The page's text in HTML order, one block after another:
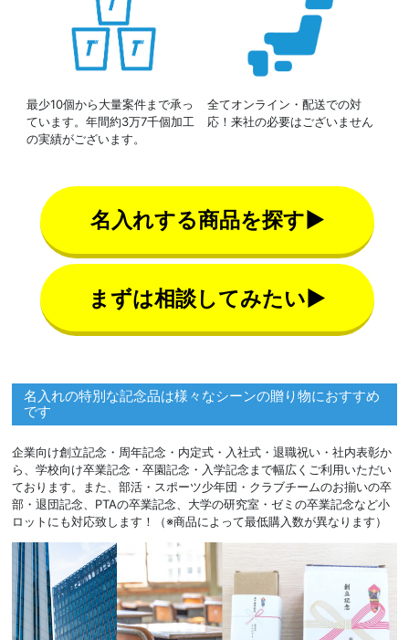
最少10個から大量案件まで承っ
ています。年間約3万7千個加工
の実績がございます。
全てオンライン・配送での対
応！来社の必要はございません
名入れする商品を探す▶
まずは相談してみたい▶
名入れの特別な記念品は様々なシーンの贈り物におすすめ
です
企業向け創立記念・周年記念・内定式・入社式・退職祝い・社内表彰か
ら、学校向け卒業記念・卒園記念・入学記念まで幅広くご利用いただい
ております。また、部活・スポーツ少年団・クラブチームのお揃いの卒
部・退団記念、PTAの卒業記念、大学の研究室・ゼミの卒業記念など小
ロットにも対応致します！（※商品によって最低購入数が異なります）